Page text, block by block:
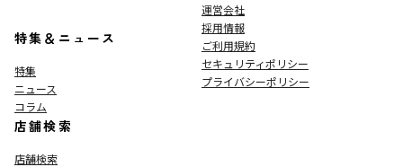
特集＆ニュース
特集
ニュース
コラム
店舗検索
店舗検索
運営会社
採用情報
ご利用規約
セキュリティポリシー
プライバシーポリシー